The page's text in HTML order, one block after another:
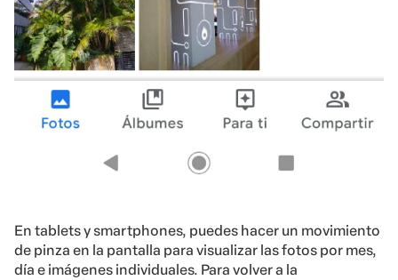
En tablets y smartphones, puedes hacer un movimiento
de pinza en la pantalla para visualizar las fotos por mes,
día e imágenes individuales. Para volver a la